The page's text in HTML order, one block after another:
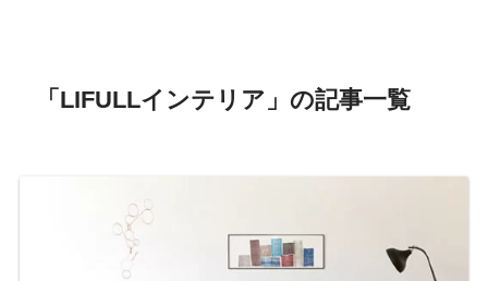
「LIFULLインテリア」の記事一覧